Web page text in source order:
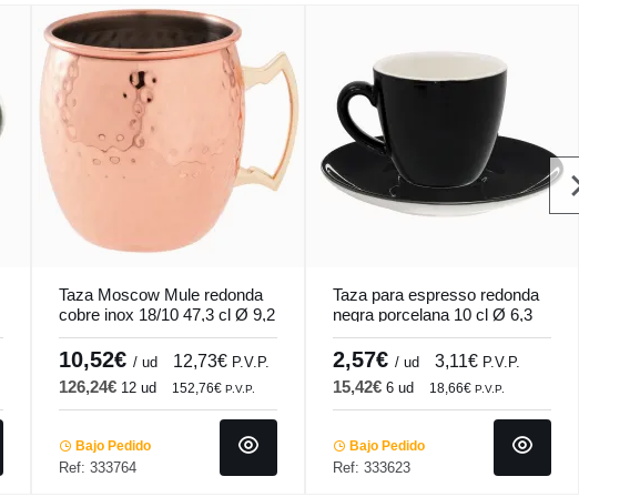
Taza Moscow Mule redonda
cobre inox 18/10 47,3 cl Ø 9,2
cm Moscow Mule Pro.mundi
10,52€/ ud 12,73€ P.V.P.
126,24€ 12 ud 152,76€P.V.P.
Bajo Pedido
Ref: 333764
Taza para espresso redonda
negra porcelana 10 cl Ø 6,3
cm Emotions Pro.mundi
2,57€/ ud 3,11€ P.V.P.
15,42€6 ud 18,66€P.V.P.
Bajo Pedido
Ref: 333623